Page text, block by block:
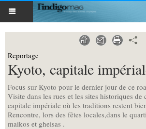
Reportage
Kyoto, capitale
Focus sur Kyoto pour le dernier jour de ce
Visite dans les rues et les sites historiques de
capitale impériale où les traditions restent
Rencontre, lors des fêtes locales,dans le
maikos et gheisas .